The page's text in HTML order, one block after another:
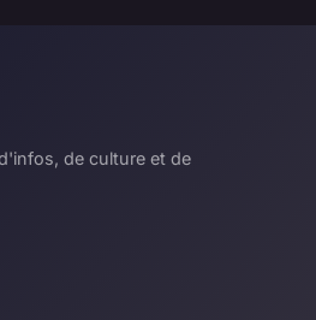
de culture et de